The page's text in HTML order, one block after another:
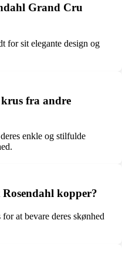
Grand Cru
for sit elegante design og
fra andre
enkle og stilfulde
kopper?
at bevare deres skønhed